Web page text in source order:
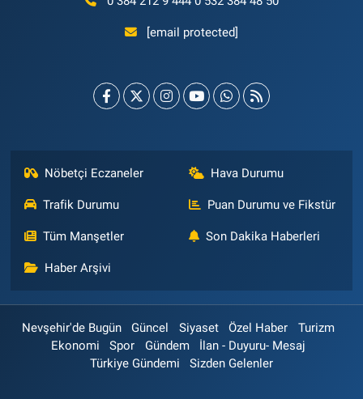
[email protected]
Nöbetçi Eczaneler Hava Durumu
Trafik Durumu Puan Durumu ve Fikstür
Tüm Manşetler Son Dakika Haberleri
Haber Arşivi
Nevşehir'de Bugün Güncel Siyaset Özel Haber
Turizm
Ekonomi
Spor Gündem
İlan - Duyuru- Mesaj
Türkiye Gündemi
Sizden Gelenler